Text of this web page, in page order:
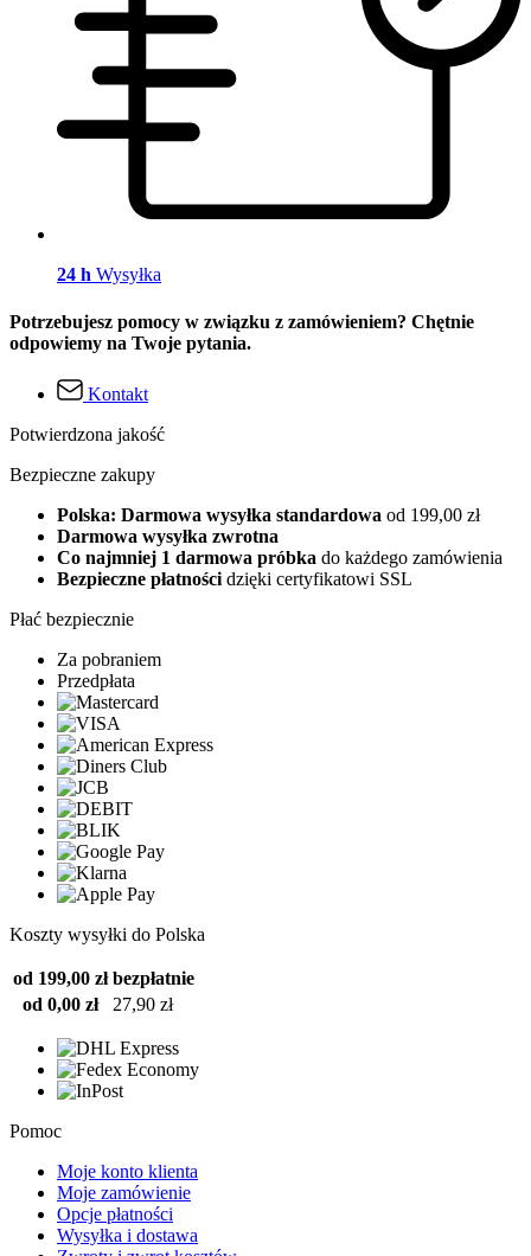
24 h Wysyłka
Potrzebujesz pomocy w związku z zamówieniem? Chętnie
odpowiemy na Twoje pytania.
Kontakt
Potwierdzona jakość
Bezpieczne zakupy
Polska: Darmowa wysyłka standardowa od 199,00 zł
Darmowa wysyłka zwrotna
Co najmniej 1 darmowa próbka do każdego zamówienia
Bezpieczne płatności dzięki certyfikatowi SSL
Płać bezpiecznie
Za pobraniem
Przedpłata
Koszty wysyłki do Polska
od 199,00 zł bezpłatnie
od 0,00 zł
27,90 zł
Pomoc
Moje konto klienta
Moje zamówienie
Opcje płatności
Wysyłka i dostawa